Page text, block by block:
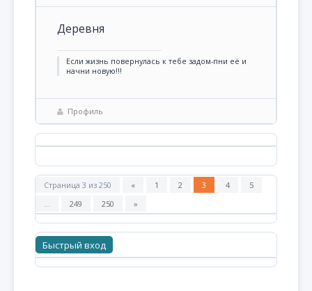
Деревня
Если жизнь повернулась к тебе задом-пни её и
начни новую!!!
Профиль
Страница 3 из 250 « 1 2 3 4
5
…
249 250 »